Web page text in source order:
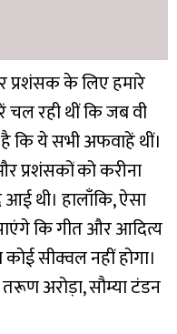
प्रशंसक के लिए हमारे
रही थीं कि जब वी
कि ये सभी अफवाहें थीं।
प्रशंसकों को करीना
थी। हालाँकि, ऐसा
कि गीत और आदित्य
सीक्वल नहीं होगा।
अरोड़ा, सौम्या टंडन